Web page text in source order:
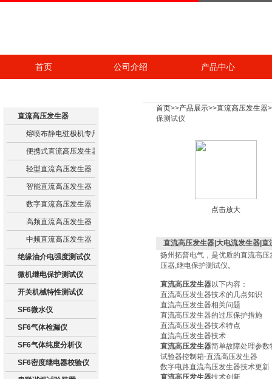
首页 公司介绍 产品中心
直流高压发生器
熔喷布静电驻极机专用高压电源
便携式直流高压发生器
轻型直流高压发生器
智能直流高压发生器
数字直流高压发生器
高频直流高压发生器
中频直流高压发生器
绝缘油介电强度测试仪
微机继电保护测试仪
开关机械特性测试仪
SF6微水仪
SF6气体检漏仪
SF6气体纯度分析仪
SF6密度继电器校验仪
首页>>产品展示>>直流高压发生器
保测试仪
点击放大
直流高压发生器|大电流发生器|
扬州拓普电气，是优质的直流高
压器,继电保护测试仪。
直流高压发生器以下内容：
直流高压发生器技术的几点知识
直流高压发生器相关问题
直流高压发生器的过压保护措施
直流高压发生器技术特点
直流高压发生器技术
直流高压发生器简单故障处理参
试验器控制箱-直流高压发生器
数字电路直流高压发生器技术更新
直流高压发生器技术创新